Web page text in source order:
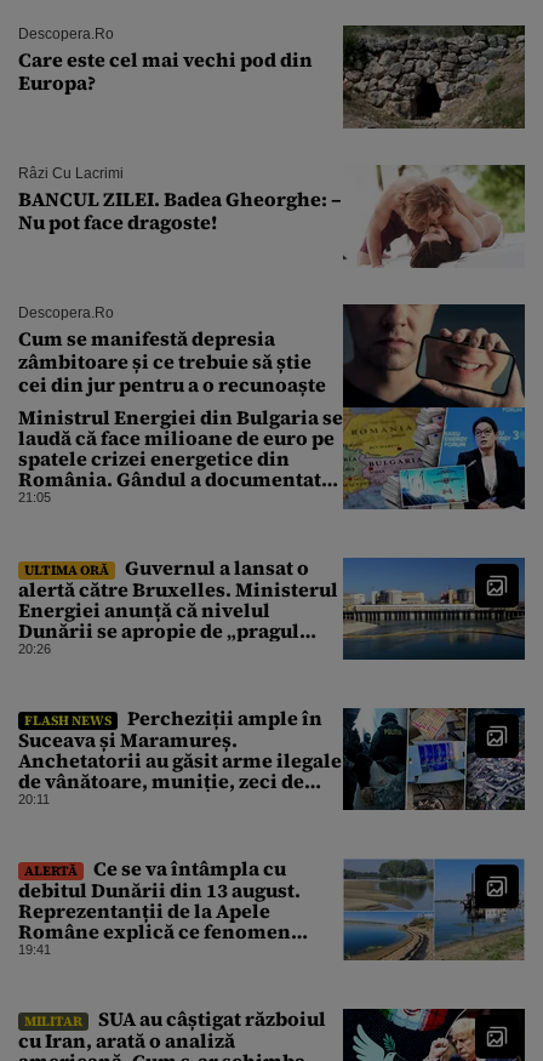
Descopera.ro
Care este cel mai vechi pod din
Europa?
Râzi Cu Lacrimi
BANCUL ZILEI. Badea Gheorghe: –
Nu pot face dragoste!
Descopera.ro
Cum se manifestă depresia
zâmbitoare și ce trebuie să știe
cei din jur pentru a o recunoaște
Ministrul Energiei din Bulgaria se
laudă că face milioane de euro pe
spatele crizei energetice din
România. Gândul a documentat
cazul
21:05
ULTIMA ORĂ
Guvernul a lansat o
alertă către Bruxelles. Ministerul
Energiei anunță că nivelul
Dunării se apropie de „pragul
critic”, iar centrala de la
20:26
FLASH NEWS
Percheziții ample în
Suceava și Maramureș.
Anchetatorii au găsit arme ilegale
de vânătoare, muniție, zeci de
trofee de vânat și materiale
20:11
ALERTĂ
Ce se va întâmpla cu
debitul Dunării din 13 august.
Reprezentanții de la Apele
Române explică ce fenomen
urmează
19:41
MILITAR
SUA au câștigat războiul
cu Iran, arată o analiză